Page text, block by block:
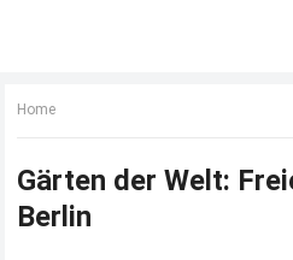
Home
Gärten der Welt:
Berlin